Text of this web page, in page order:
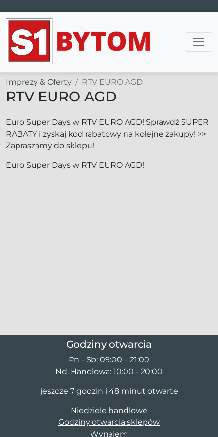
Main Navigation
Imprezy & Oferty RTV EURO AGD
RTV EURO AGD
Euro Super Days w RTV EURO AGD! Sprawdź SUPER
RABATY i zyskaj kod rabatowy na kolejne zakupy! >>
Zapraszamy do sklepu!
Euro Super Days w RTV EURO AGD!
Godziny otwarcia
Pn - Sb: 09:00 – 21:00
Nd. Handlowa: 10:00 - 20:00
jeszcze 7 godzin i 48 minut otwarte
Niedziele handlowe
Godziny otwarcia sklepów
Wynajem